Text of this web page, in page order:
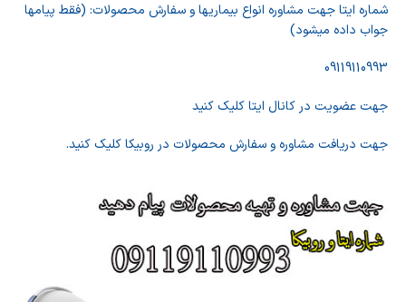
شماره ایتا جهت مشاوره انواع بیماریها و سفارش محصولات: (فقط پیامها
جواب داده میشود)
09119110993
جهت عضویت در کانال ایتا کلیک کنید
جهت دریافت مشاوره و سفارش محصولات در روبیکا کلیک کنید.